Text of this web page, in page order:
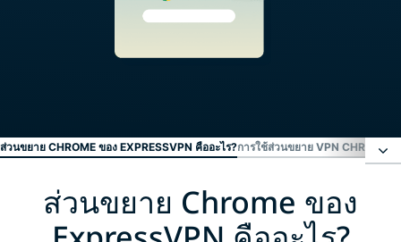
ส่วนขยาย CHROME ของ EXPRESSVPN คืออะไร?การใช้ส่วนขยาย VPN CHROME
ส่วนขยาย Chrome ของ ExpressVPN คืออะไร?
ส่วนขยาย Chrome ของ